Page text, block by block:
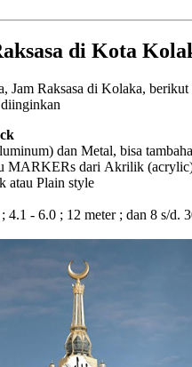
di Kota
Jam Raksasa di Kolaka,
dan Metal, bisa
MARKERs dari Akrilik
atau Plain style
- 6.0 ; 12 meter ; dan 8 s/d.